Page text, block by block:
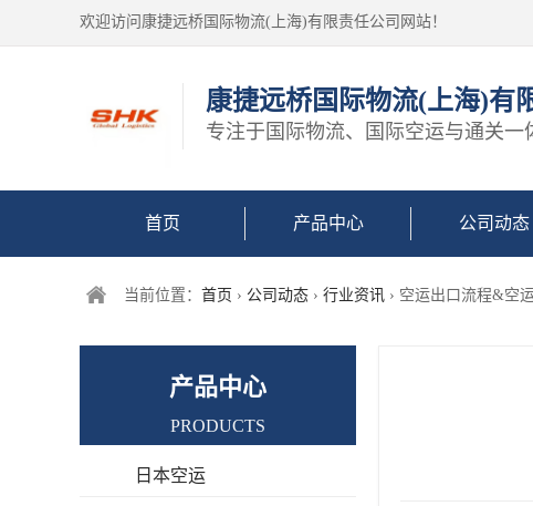
欢迎访问康捷远桥国际物流(上海)有限责任公司网站！
康捷远桥国际物流(上海)有
专注于国际物流、国际空运与通关一
首页 产品中心 公司动态
当前位置： 首页 › 公司动态 › 行业资讯 › 空运出口流程&空
产品中心
PRODUCTS
日本空运